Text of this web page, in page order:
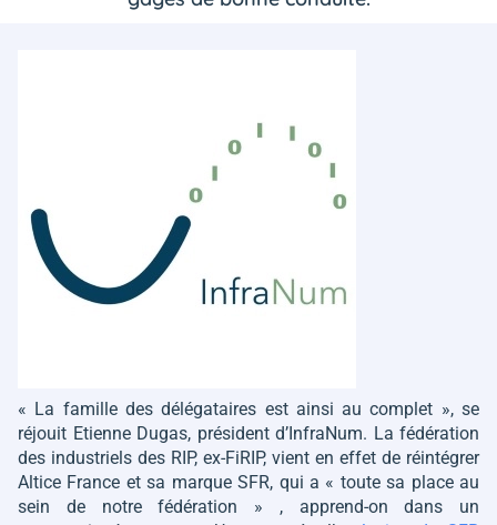
« La famille des délégataires est ainsi au complet », se
réjouit Etienne Dugas, président d’InfraNum. La fédération
des industriels des RIP, ex-FiRIP, vient en effet de réintégrer
Altice France et sa marque SFR, qui a « toute sa place au
sein de notre fédération » , apprend-on dans un